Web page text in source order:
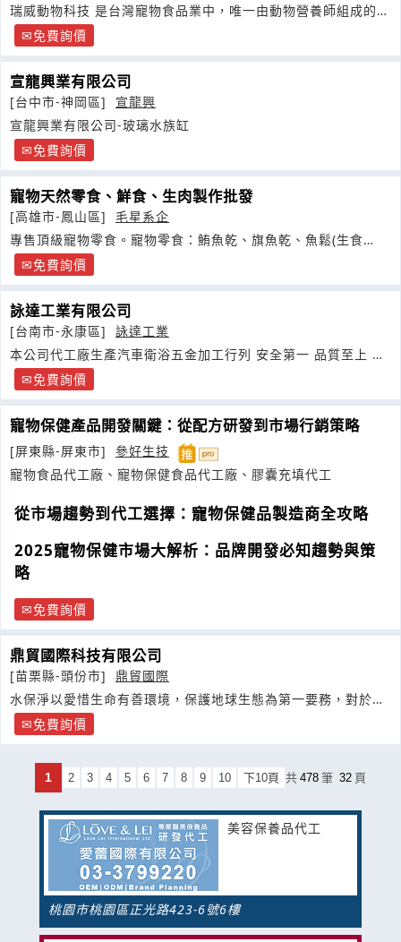
瑞威動物科技 是台灣寵物食品業中，唯一由動物營養師組成的公
司！免費詢價
宣龍興業有限公司
[台中市-神岡區]
宣龍興
宣龍興業有限公司-玻璃水族缸
免費詢價
寵物天然零食、鮮食、生肉製作批發
[高雄市-鳳山區]
毛星系企
專售頂級寵物零食。寵物零食：鮪魚乾、旗魚乾、魚鬆(生食
級)。歡迎店家
免費詢價
詠達工業有限公司
[台南市-永康區]
詠達工業
本公司代工廠生產汽車衛浴五金加工行列 安全第一 品質至上 工
作效率免費詢價
寵物保健產品開發關鍵：從配方研發到市場行銷策略
[屏東縣-屏東市]
參好生技
寵物食品代工廠、寵物保健食品代工廠、膠囊充填代工
從市場趨勢到代工選擇：寵物保健品製造商全攻略
2025寵物保健市場大解析：品牌開發必知趨勢與策
略
免費詢價
鼎貿國際科技有限公司
[苗栗縣-頭份市]
鼎貿國際
水保淨以愛惜生命有善環境，保護地球生態為第一要務，對於周
遭環境被細菌侵蝕盡一份綿
免費詢價
1 2 3 4 5 6 7 8 9 10 下10頁 共 478 筆 32 頁
美容保養品代工
桃園市桃園區正光路423-6號6樓